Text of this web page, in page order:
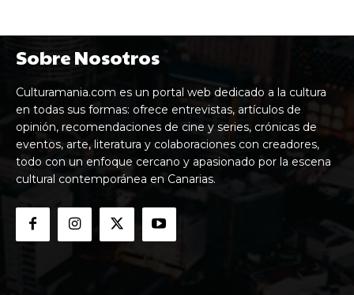
Sobre Nosotros
Culturamania.com es un portal web dedicado a la cultura
en todas sus formas: ofrece entrevistas, artículos de
opinión, recomendaciones de cine y series, crónicas de
eventos, arte, literatura y colaboraciones con creadores,
todo con un enfoque cercano y apasionado por la escena
cultural contemporánea en Canarias.